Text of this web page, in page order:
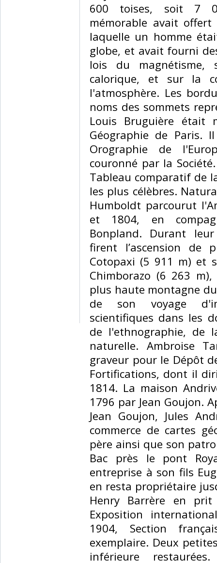
600 toises, soit 7
mémorable avait
laquelle un homme
globe, et avait fourni
lois du magnétisme,
calorique, et sur la
l'atmosphère. Les
noms des sommets
Louis Bruguière était
Géographie de Paris.
Orographie de
couronné par la
Tableau comparatif de
les plus célèbres.
Humboldt parcourut
et 1804, en
Bonpland. Durant
firent l’ascension de
Cotopaxi (5 911 m) et
Chimborazo (6 263
plus haute montagne
de son voyage
scientifiques dans les
de l'ethnographie, de
naturelle. Ambroise
graveur pour le Dépôt
Fortifications, dont il
1814. La maison
1796 par Jean Goujon.
Jean Goujon, Jules
commerce de cartes
père ainsi que son
Bac près le pont
entreprise à son fils
en resta propriétaire
Henry Barrère en
Exposition
1904, Section
exemplaire. Deux
inférieure